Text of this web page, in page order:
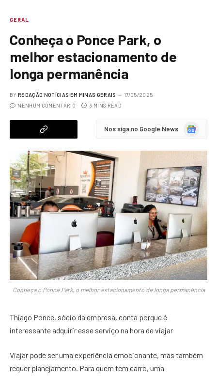
GERAL
Conheça o Ponce Park, o
melhor estacionamento de
longa permanência
BY REDAÇÃO NOTÍCIAS EM MINAS GERAIS
17/05/2025
NENHUM COMENTÁRIO
3 MINS READ
Nos siga no Google News
Google
Conheça o Ponce Park, o melhor estacionamento de longa permanência
Thiago Ponce, sócio da empresa, conta porque é
interessante adquirir esse serviço na hora de viajar
Viajar pode ser uma experiência emocionante, mas também
requer planejamento. Para quem tem carro, uma